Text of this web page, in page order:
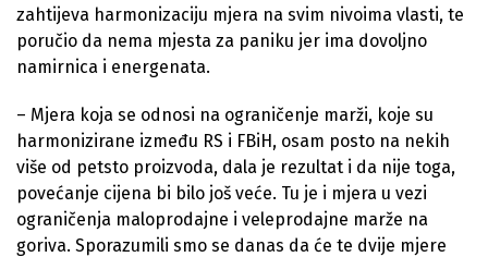
zahtijeva harmonizaciju mjera na svim nivoima vlasti, te
poručio da nema mjesta za paniku jer ima dovoljno
namirnica i energenata.
– Mjera koja se odnosi na ograničenje marži, koje su
harmonizirane između RS i FBiH, osam posto na nekih
više od petsto proizvoda, dala je rezultat i da nije toga,
povećanje cijena bi bilo još veće. Tu je i mjera u vezi
ograničenja maloprodajne i veleprodajne marže na
goriva. Sporazumili smo se danas da će te dvije mjere